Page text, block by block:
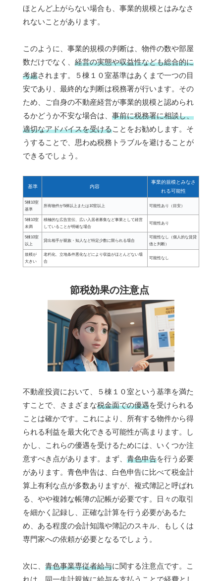
ほとんど上がらない場合も、事業的規模とはみなさ
れないことがあります。
このように、事業的規模の判断は、物件の数や部屋
数だけでなく、 経営の実態や収益性なども総合的に
考慮されます。５棟１０室基準はあくまで一つの目
安であり、最終的な判断は税務署が行います。その
ため、ご自身の不動産経営が事業的規模と認められ
るかどうか不安な場合は、 事前に税務署に相談し、
適切なアドバイスを受けることをお勧めします。そ
うすることで、思わぬ税務トラブルを避けることが
できるでしょう。
基準 内容
事業的規模とみなさ
れる可能性
5棟10室
基準
所有物件が5棟以上または10室以上 可能性あり（目安）
5棟10室
未満
積極的な広告宣伝、広い入居者募集など事業として経営
していることが明確な場合
可能性あり
5棟10室
以上
貸出相手が親族・知人など特定少数に限られる場合
可能性なし（個人的な賃貸
借と判断）
規模が
大きい
老朽化、立地条件悪化などにより収益がほとんどない場
合
可能性なし
節税効果の注意点
不動産投資において、５棟１０室という基準を満た
すことで、さまざまな税金面での優遇を受けられる
ことは確かです。これにより、所有する物件から得
られる利益を最大化できる可能性が高まります。し
かし、これらの優遇を受けるためには、いくつか注
意すべき点があります。まず、 青色申告を行う必要
があります。青色申告は、白色申告に比べて税金計
算上有利な点が多数ありますが、複式簿記と呼ばれ
る、やや複雑な帳簿の記帳が必要です。日々の取引
を細かく記録し、正確な計算を行う必要があるた
め、ある程度の会計知識や簿記のスキル、もしくは
専門家への依頼が必要となるでしょう。
次に、 青色事業専従者給与に関する注意点です。こ